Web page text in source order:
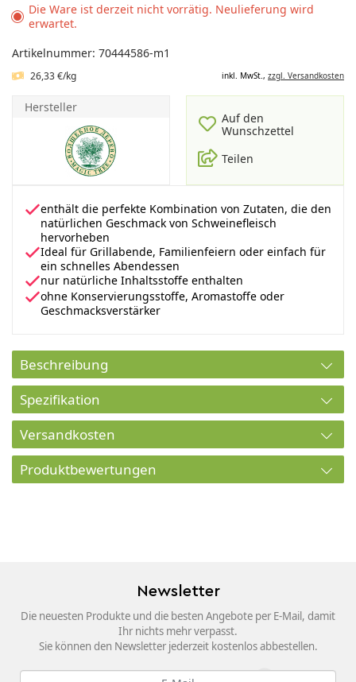
Die Ware ist derzeit nicht vorrätig. Neulieferung wird
erwartet.
Artikelnummer: 70444586-m1
26,33 €/kg inkl. MwSt., zzgl. Versandkosten
Hersteller
Auf den
Wunschzettel
Teilen
enthält die perfekte Kombination von Zutaten, die den
natürlichen Geschmack von Schweinefleisch
hervorheben
Ideal für Grillabende, Familienfeiern oder einfach für
ein schnelles Abendessen
nur natürliche Inhaltsstoffe enthalten
ohne Konservierungsstoffe, Aromastoffe oder
Geschmacksverstärker
Beschreibung
Spezifikation
Versandkosten
Produktbewertungen
Newsletter
Die neuesten Produkte und die besten Angebote per E-Mail, damit
Ihr nichts mehr verpasst.
Sie können den Newsletter jederzeit kostenlos abbestellen.